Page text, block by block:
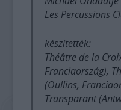
Les Percussions
készítették:
Théâtre de la
Franciaország),
(Oullins,
Transparant